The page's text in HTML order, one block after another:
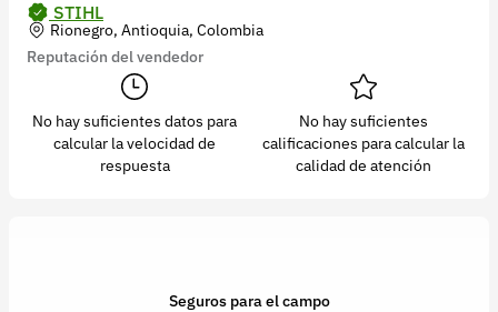
STIHL
Rionegro, Antioquia, Colombia
Reputación del vendedor
No hay suficientes datos para
calcular la velocidad de
respuesta
No hay suficientes
calificaciones para calcular la
calidad de atención
Seguros para el campo